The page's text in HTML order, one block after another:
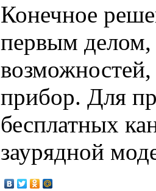
Конечное
первым делом,
прибор. Для
бесплатных
заурядной